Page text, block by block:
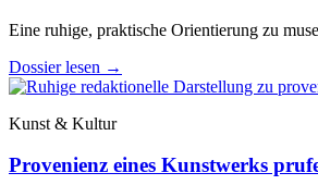
Eine ruhige, praktische Orientierung zu
Dossier lesen →
Kunst & Kultur
Provenienz eines Kunstwerks